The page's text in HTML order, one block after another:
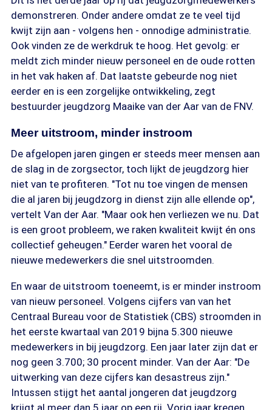
demonstreren. Onder andere omdat ze te veel tijd
kwijt zijn aan - volgens hen - onnodige administratie.
Ook vinden ze de werkdruk te hoog. Het gevolg: er
meldt zich minder nieuw personeel en de oude rotten
in het vak haken af. Dat laatste gebeurde nog niet
eerder en is een zorgelijke ontwikkeling, zegt
bestuurder jeugdzorg Maaike van der Aar van de FNV.
Meer uitstroom, minder instroom
De afgelopen jaren gingen er steeds meer mensen aan
de slag in de zorgsector, toch lijkt de jeugdzorg hier
niet van te profiteren. "Tot nu toe vingen de mensen
die al jaren bij jeugdzorg in dienst zijn alle ellende op",
vertelt Van der Aar. "Maar ook hen verliezen we nu. Dat
is een groot probleem, we raken kwaliteit kwijt én ons
collectief geheugen." Eerder waren het vooral de
nieuwe medewerkers die snel uitstroomden.
En waar de uitstroom toeneemt, is er minder instroom
van nieuw personeel. Volgens cijfers van van het
Centraal Bureau voor de Statistiek (CBS) stroomden in
het eerste kwartaal van 2019 bijna 5.300 nieuwe
medewerkers in bij jeugdzorg. Een jaar later zijn dat er
nog geen 3.700; 30 procent minder. Van der Aar: "De
uitwerking van deze cijfers kan desastreus zijn."
Intussen stijgt het aantal jongeren dat jeugdzorg
krijgt al meer dan 5 jaar op een rij. Vorig jaar kregen